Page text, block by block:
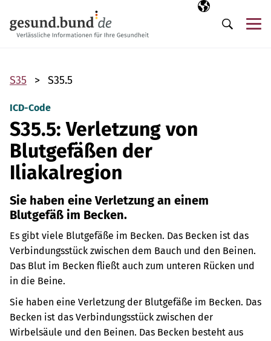
Ausgewählte
DE
Suche
S35 S35.5
ICD-Code
S35.5: Verletzung von
Blutgefäßen der
Iliakalregion
Sie haben eine Verletzung an einem
Blutgefäß im Becken.
Es gibt viele Blutgefäße im Becken. Das Becken ist das
Verbindungsstück zwischen dem Bauch und den Beinen.
Das Blut im Becken fließt auch zum unteren Rücken und
in die Beine.
Sie haben eine Verletzung der Blutgefäße im Becken. Das
Becken ist das Verbindungsstück zwischen der
Wirbelsäule und den Beinen. Das Becken besteht aus